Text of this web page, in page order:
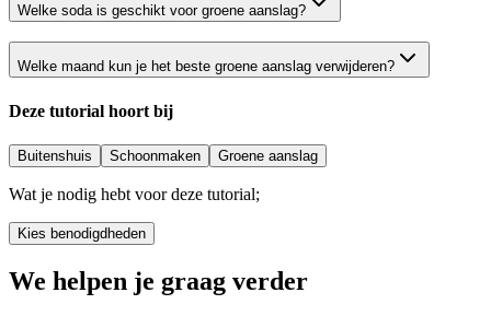
Welke soda is geschikt voor groene aanslag?
Welke maand kun je het beste groene aanslag verwijderen?
Deze tutorial hoort bij
Buitenshuis Schoonmaken Groene aanslag
Wat je nodig hebt voor deze tutorial;
Kies benodigdheden
We helpen je graag verder